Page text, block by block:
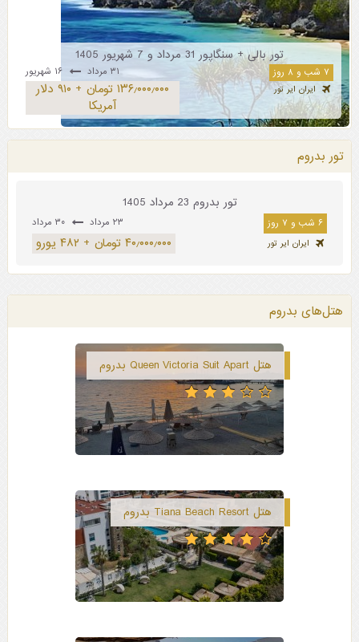
تور بالی + سنگاپور 31 مرداد و 7 شهریور 1405
۷ شب و ۸ روز ۳۱ مرداد ۱۶ شهریور
ایران ایر تور
۱۳۶٫۰۰۰٫۰۰۰ تومان + ۹۱۰ دلار
آمریکا
تور بدروم
تور بدروم 23 مرداد 1405
۶ شب و ۷ روز ۲۳ مرداد ۳۰ مرداد
ایران ایر تور ۴۰٫۰۰۰٫۰۰۰ تومان + ۴۸۲ یورو
هتل‌های بدروم
هتل Queen Victoria Suit Apart بدروم
هتل Tiana Beach Resort بدروم